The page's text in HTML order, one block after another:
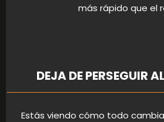
más rápido que el
DEJA DE PERSEGUIR
Estás viendo cómo todo